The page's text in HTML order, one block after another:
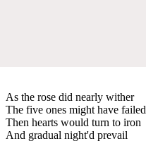
As the rose did nearly wither
The five ones might have failed
Then hearts would turn to iron
And gradual night'd prevail